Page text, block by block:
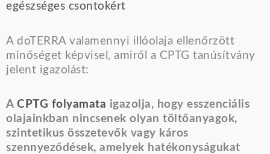
egészséges csontokért
A doTERRA valamennyi illóolaja ellenőrzött
minőséget képvisel, amiről a CPTG tanúsítvány
jelent igazolást:
A CPTG folyamata igazolja, hogy esszenciális
olajainkban nincsenek olyan töltőanyagok,
szintetikus összetevők vagy káros
szennyeződések, amelyek hatékonyságukat